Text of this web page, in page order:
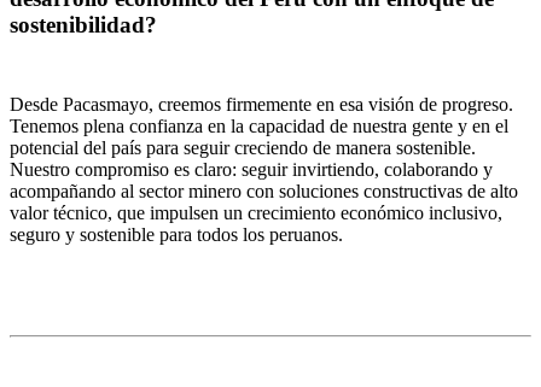
sostenibilidad?
Desde Pacasmayo, creemos firmemente en esa visión de progreso.
Tenemos plena confianza en la capacidad de nuestra gente y en el
potencial del país para seguir creciendo de manera sostenible.
Nuestro compromiso es claro: seguir invirtiendo, colaborando y
acompañando al sector minero con soluciones constructivas de alto
valor técnico, que impulsen un crecimiento económico inclusivo,
seguro y sostenible para todos los peruanos.